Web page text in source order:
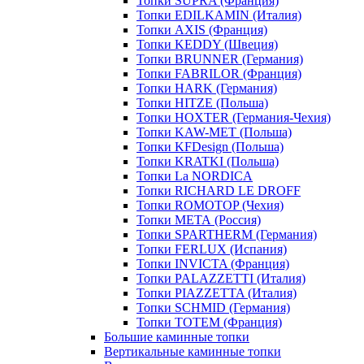
Топки EDILKAMIN (Италия)
Топки AXIS (Франция)
Топки KEDDY (Швеция)
Топки BRUNNER (Германия)
Топки FABRILOR (Франция)
Топки HARK (Германия)
Топки HITZE (Польша)
Топки HOXTER (Германия-Чехия)
Топки KAW-MET (Польша)
Топки KFDesign (Польша)
Топки KRATKI (Польша)
Топки La NORDICA
Топки RICHARD LE DROFF
Топки ROMOTOP (Чехия)
Топки МЕТА (Россия)
Топки SPARTHERM (Германия)
Топки FERLUX (Испания)
Топки INVICTA (Франция)
Топки PALAZZETTI (Италия)
Топки PIAZZETTA (Италия)
Топки SCHMID (Германия)
Топки TOTEM (Франция)
Большие каминные топки
Вертикальные каминные топки